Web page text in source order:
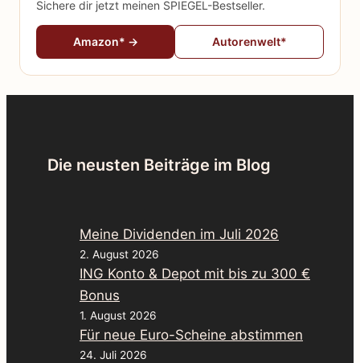
Sichere dir jetzt meinen SPIEGEL-Bestseller.
Amazon* → Autorenwelt*
Die neusten Beiträge im Blog
Meine Dividenden im Juli 2026
2. August 2026
ING Konto & Depot mit bis zu 300 €
Bonus
1. August 2026
Für neue Euro-Scheine abstimmen
24. Juli 2026